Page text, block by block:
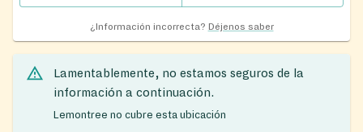
¿Información incorrecta? Déjenos saber
Lamentablemente, no estamos seguros de la
información a continuación.
Lemontree no cubre esta ubicación